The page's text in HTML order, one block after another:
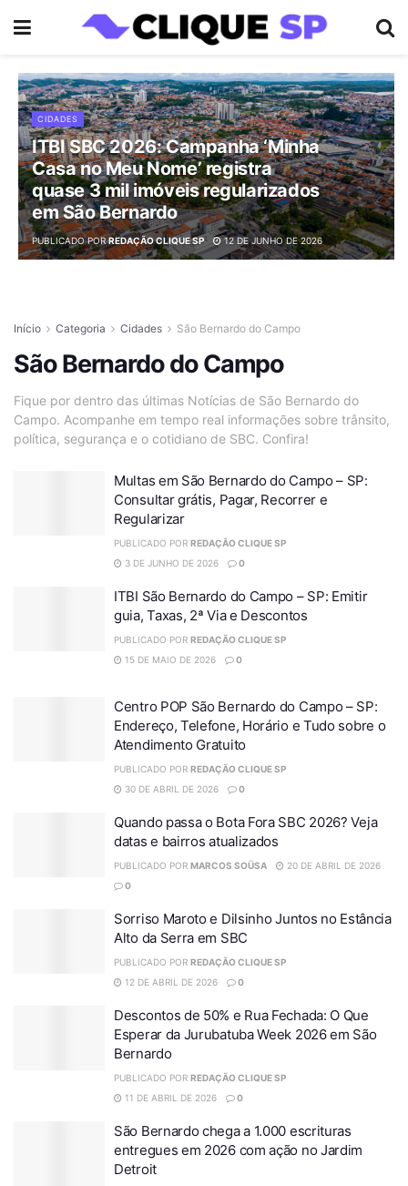
CIDADES
ITBI SBC 2026: Campanha ‘Minha
Casa no Meu Nome’ registra
quase 3 mil imóveis regularizados
em São Bernardo
PUBLICADO POR REDAÇÃO CLIQUE SP 12 DE JUNHO DE 2026
Início Categoria Cidades São Bernardo do Campo
São Bernardo do Campo
Fique por dentro das últimas Notícias de São Bernardo do
Campo. Acompanhe em tempo real informações sobre trânsito,
política, segurança e o cotidiano de SBC. Confira!
Multas em São Bernardo do Campo – SP:
Consultar grátis, Pagar, Recorrer e
Regularizar
PUBLICADO POR REDAÇÃO CLIQUE SP
3 DE JUNHO DE 2026
0
ITBI São Bernardo do Campo – SP: Emitir
guia, Taxas, 2ª Via e Descontos
PUBLICADO POR REDAÇÃO CLIQUE SP
15 DE MAIO DE 2026
0
Centro POP São Bernardo do Campo – SP:
Endereço, Telefone, Horário e Tudo sobre o
Atendimento Gratuito
PUBLICADO POR REDAÇÃO CLIQUE SP
30 DE ABRIL DE 2026
0
Quando passa o Bota Fora SBC 2026? Veja
datas e bairros atualizados
PUBLICADO POR MARCOS SOÜSA
20 DE ABRIL DE 2026
0
Sorriso Maroto e Dilsinho Juntos no Estância
Alto da Serra em SBC
PUBLICADO POR REDAÇÃO CLIQUE SP
12 DE ABRIL DE 2026
0
Descontos de 50% e Rua Fechada: O Que
Esperar da Jurubatuba Week 2026 em São
Bernardo
PUBLICADO POR REDAÇÃO CLIQUE SP
11 DE ABRIL DE 2026
0
São Bernardo chega a 1.000 escrituras
entregues em 2026 com ação no Jardim
Detroit